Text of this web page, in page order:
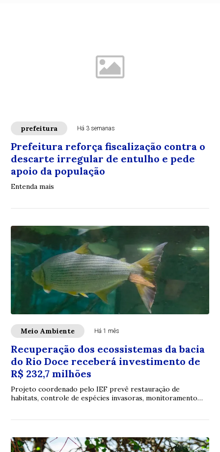
prefeitura Há 3 semanas
Prefeitura reforça fiscalização contra o
descarte irregular de entulho e pede
apoio da população
Entenda mais
Meio Ambiente Há 1 mês
Recuperação dos ecossistemas da bacia
do Rio Doce receberá investimento de
R$ 232,7 milhões
Projeto coordenado pelo IEF prevê restauração de
habitats, controle de espécies invasoras, monitoramento